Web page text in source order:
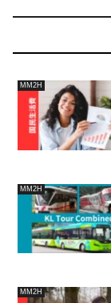
MM2H
MM2H
MM2H